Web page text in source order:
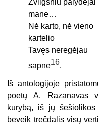
Žvilgsniu palydėjai
mane…
Nė karto, nė vieno
kartelio
Tavęs neregėjau
sapne16.
Iš antologijoje
poetų A. Razanavas
kūrybą, iš jų
beveik trečdalis visų